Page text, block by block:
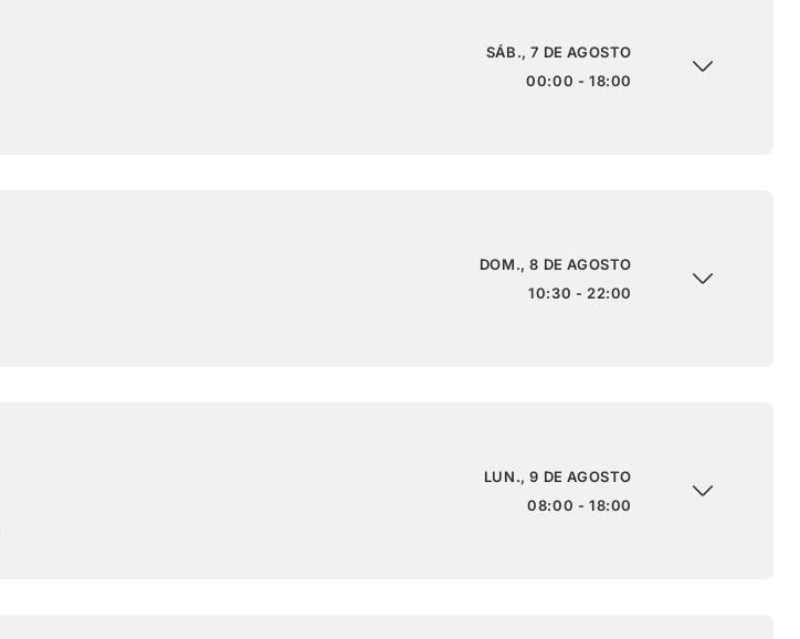
SÁB., 7 DE AGOSTO
00:00 - 18:00
DOM., 8 DE AGOSTO
10:30 - 22:00
LUN., 9 DE AGOSTO
08:00 - 18:00